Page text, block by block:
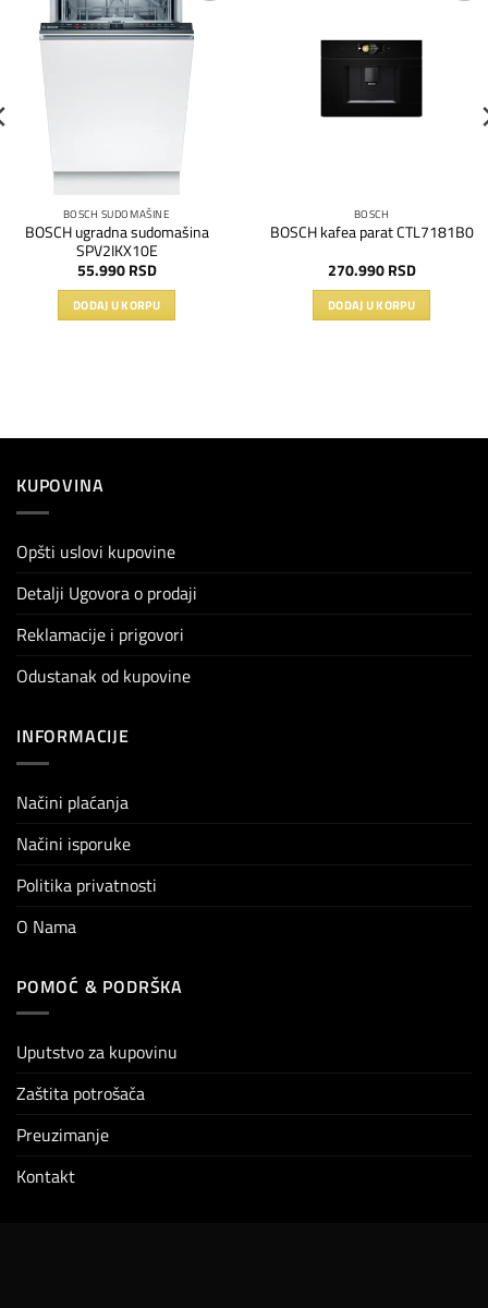
BOSCH SUDOMAŠINE
BOSCH ugradna sudomašina
SPV2IKX10E
55.990 RSD
DODAJ U KORPU
BOSCH
BOSCH kafea parat CTL7181B0
270.990 RSD
DODAJ U KORPU
KUPOVINA
Opšti uslovi kupovine
Detalji Ugovora o prodaji
Reklamacije i prigovori
Odustanak od kupovine
INFORMACIJE
Načini plaćanja
Načini isporuke
Politika privatnosti
O Nama
POMOĆ & PODRŠKA
Uputstvo za kupovinu
Zaštita potrošača
Preuzimanje
Kontakt